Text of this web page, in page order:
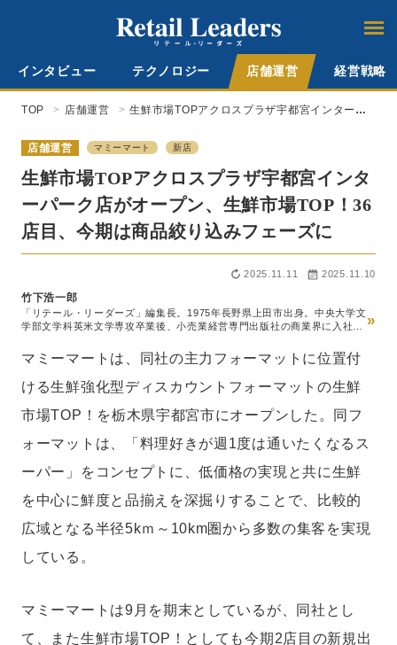
インタビュー テクノロジー 店舗運営 経営戦略
TOP 店舗運営
生鮮市場TOPアクロスプラザ宇都宮インターパ
期は商品絞り込みフェーズに
店舗運営 マミーマート 新店
生鮮市場TOPアクロスプラザ宇都宮インタ
ーパーク店がオープン、生鮮市場TOP！36
店目、今期は商品絞り込みフェーズに
2025.11.11 2025.11.10
竹下浩一郎
「リテール・リーダーズ」編集長。1975年長野県上田市出身。中央大学文
学部文学科英米文学専攻卒業後、小売業経営専門出版社の商業界に入社。
専門誌『販売革新』編集部を経て2014年『食品商業』編集長就任。この
間、世界最大級の食品見本市SIALパリの新商品国際審査員などを務める。
20年5月ロコガイド入社、『リテールガイド』の創刊編集長就任。24年10
月、メディアの『リテール・リーダーズ』へのリニューアルに伴い、同編
集長就任。一般社団法人日本惣菜協会『中食2030』（ダイヤモンド社）
「スーパーマーケットにおける中食の未来」執筆の他、コーネル大学リテ
ットGood Action Initiatives推薦委員なども務める。ファイナンス修士
»
マミーマートは、同社の主力フォーマットに位置付
ける生鮮強化型ディスカウントフォーマットの生鮮
市場TOP！を栃木県宇都宮市にオープンした。同フ
ォーマットは、「料理好きが週1度は通いたくなるス
ーパー」をコンセプトに、低価格の実現と共に生鮮
を中心に鮮度と品揃えを深掘りすることで、比較的
広域となる半径5kｍ～10km圏から多数の集客を実現
している。
マミーマートは9月を期末としているが、同社とし
て、また生鮮市場TOP！としても今期2店目の新規出